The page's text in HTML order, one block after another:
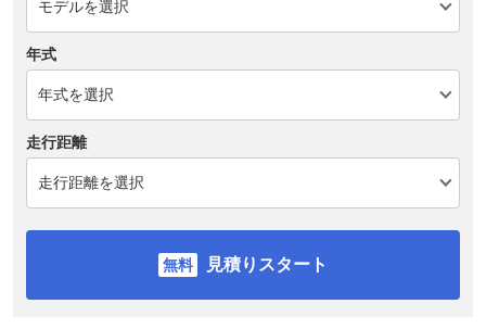
年式
走行距離
見積りスタート